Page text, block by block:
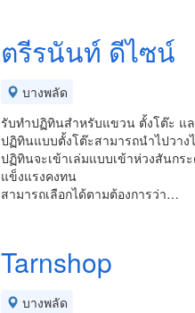
ตรีรนันท์ ดีไซน์
บางพลัด
รับทำปฏิทินสำหรับแขวน ตั้งโต๊ะ แ
ปฏิทินแบบตั้งโต๊ะสามารถนำไปวา
ปฏิทินจะเข้าเล่มแบบเข้าห่วงสันก
แข็งแรงคงทน
สามารถเลือกได้ตามต้องการว่า…
Tarnshop
บางพลัด